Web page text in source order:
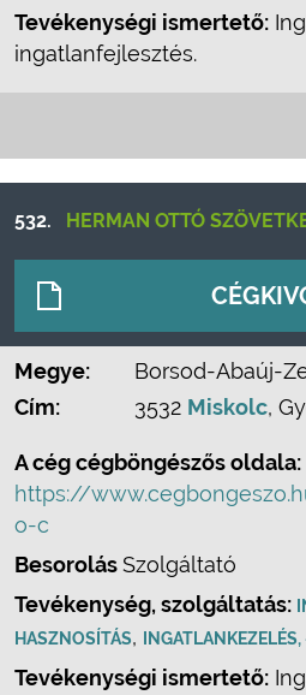
Tevékenységi ismertető:
ingatlanfejlesztés.
532. HERMAN OTTÓ
Megye:
Borsod-Abaúj-
Cím:
3532 Miskolc,
A cég cégböngészős oldala:
https://
o-c
BesorolásSzolgáltató
Tevékenység, szolgáltatás:
HASZNOSÍTÁS,
Tevékenységi ismertető: